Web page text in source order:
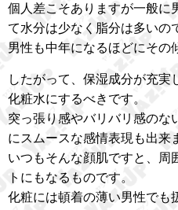
個人差こそありますが一般に
て水分は少なく脂分は多いの
男性も中年になるほどにその
したがって、保湿成分が充実
化粧水にするべきです。
突っ張り感やバリバリ感のな
にスムースな感情表現も出来
いつもそんな顔肌ですと、周
トにもなるものです。
化粧には頓着の薄い男性でも